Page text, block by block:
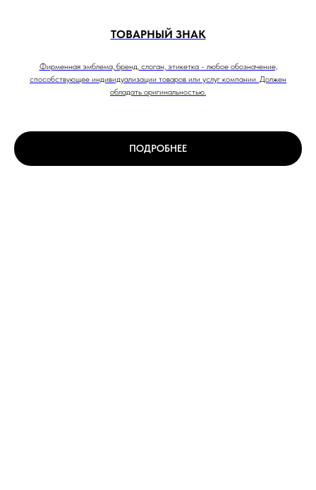
ТОВАРНЫЙ ЗНАК
Фирменная эмблема, бренд, слоган, этикетка - любое обозначение,
способствующее индивидуализации товаров или услуг компании. Должен
обладать оригинальностью.
ПОДРОБНЕЕ